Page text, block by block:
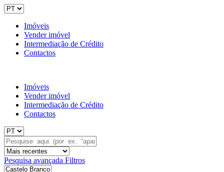
Imóveis
Vender imóvel
Intermediação de Crédito
Contactos
Imóveis
Vender imóvel
Intermediação de Crédito
Contactos
Pesquisa avançada Filtros